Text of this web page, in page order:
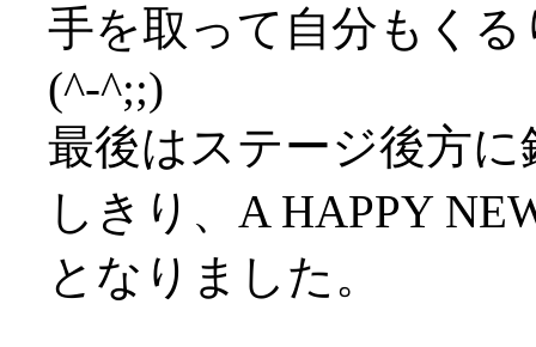
手を取って自分もく
(^-^;;)
最後はステージ後方
しきり、A HAPPY
となりました。